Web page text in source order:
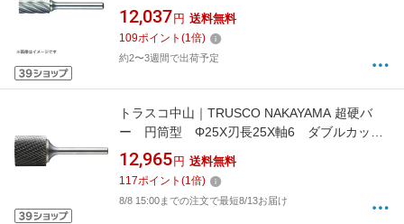
ト TA1C190
12,037 円 送料無料
109ポイント (1倍)
約2〜3週間で出荷予定
トラスコ中山｜TRUSCO NAKAYAMA 超硬バ
ー 円筒型 Φ25X刃長25X軸6 ダブルカッ
ト TB1C250
12,965 円 送料無料
117ポイント (1倍)
8/8 15:00までの注文で最短8/13お届け